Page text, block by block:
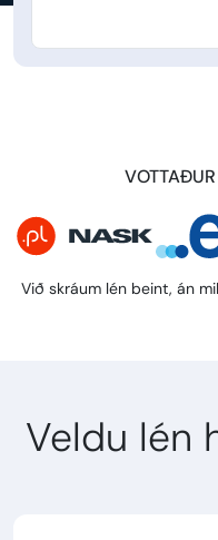
Við skráum lén beint, án
Veldu lén